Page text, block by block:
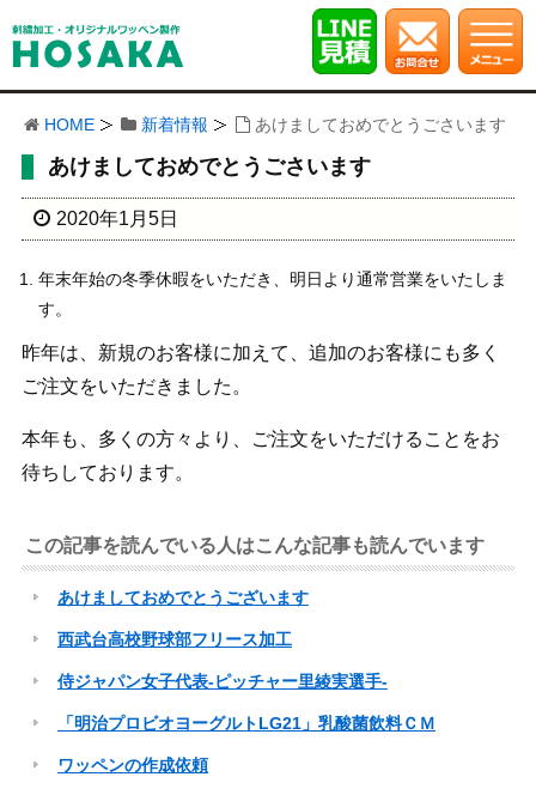
HOME 新着情報 あけましておめでとうごさいます
あけましておめでとうごさいます
2020年1月5日
年末年始の冬季休暇をいただき、明日より通常営業をいたしま
す。
昨年は、新規のお客様に加えて、追加のお客様にも多く
ご注文をいただきました。
本年も、多くの方々より、ご注文をいただけることをお
待ちしております。
この記事を読んでいる人はこんな記事も読んでいます
あけましておめでとうございます
西武台高校野球部フリース加工
侍ジャパン女子代表-ピッチャー里綾実選手-
「明治プロビオヨーグルトLG21」乳酸菌飲料ＣＭ
ワッペンの作成依頼